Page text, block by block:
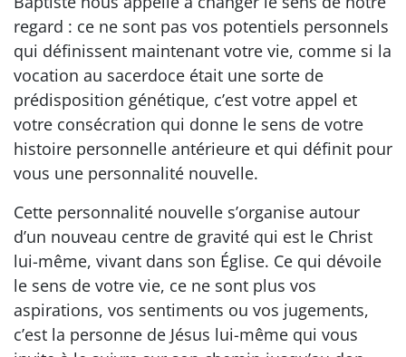
regard : ce ne sont pas vos potentiels personnels
qui définissent maintenant votre vie, comme si la
vocation au sacerdoce était une sorte de
prédisposition génétique, c’est votre appel et
votre consécration qui donne le sens de votre
histoire personnelle antérieure et qui définit pour
vous une personnalité nouvelle.
Cette personnalité nouvelle s’organise autour
d’un nouveau centre de gravité qui est le Christ
lui-même, vivant dans son Église. Ce qui dévoile
le sens de votre vie, ce ne sont plus vos
aspirations, vos sentiments ou vos jugements,
c’est la personne de Jésus lui-même qui vous